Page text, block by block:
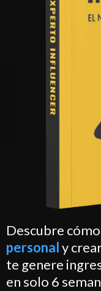
Descubre cómo
personaly
te genere
en solo 6